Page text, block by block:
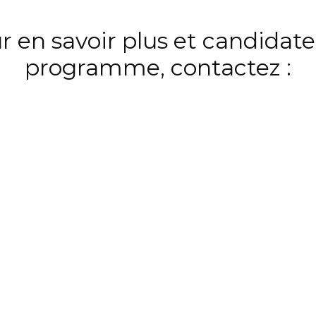
en savoir plus et
programme, contactez :